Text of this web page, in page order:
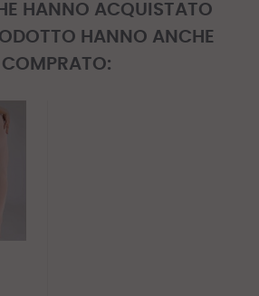
HANNO ACQUISTATO
HANNO ANCHE
COMPRATO: